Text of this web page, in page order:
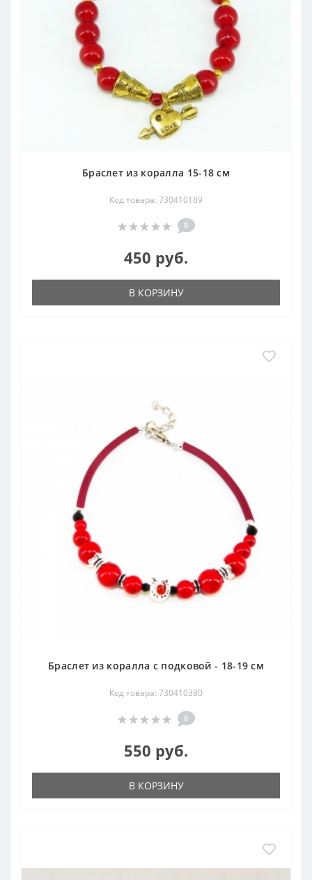
Браслет из коралла 15-18 см
Код товара: 730410189
0
450 руб.
В КОРЗИНУ
Браслет из коралла с подковой - 18-19 см
Код товара: 730410380
0
550 руб.
В КОРЗИНУ